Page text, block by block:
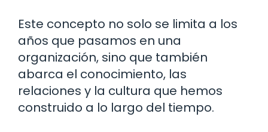
Este concepto no solo se limita a los
años que pasamos en una
organización, sino que también
abarca el conocimiento, las
relaciones y la cultura que hemos
construido a lo largo del tiempo.